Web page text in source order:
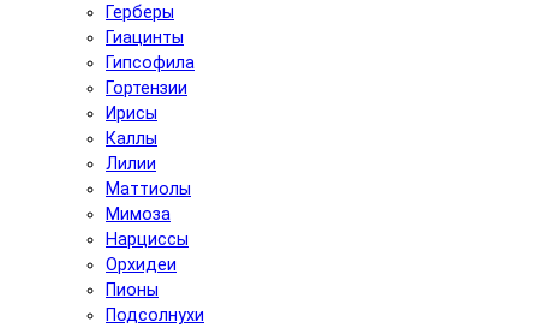
Герберы
Гиацинты
Гипсофила
Гортензии
Ирисы
Каллы
Лилии
Маттиолы
Мимоза
Нарциссы
Орхидеи
Пионы
Подсолнухи